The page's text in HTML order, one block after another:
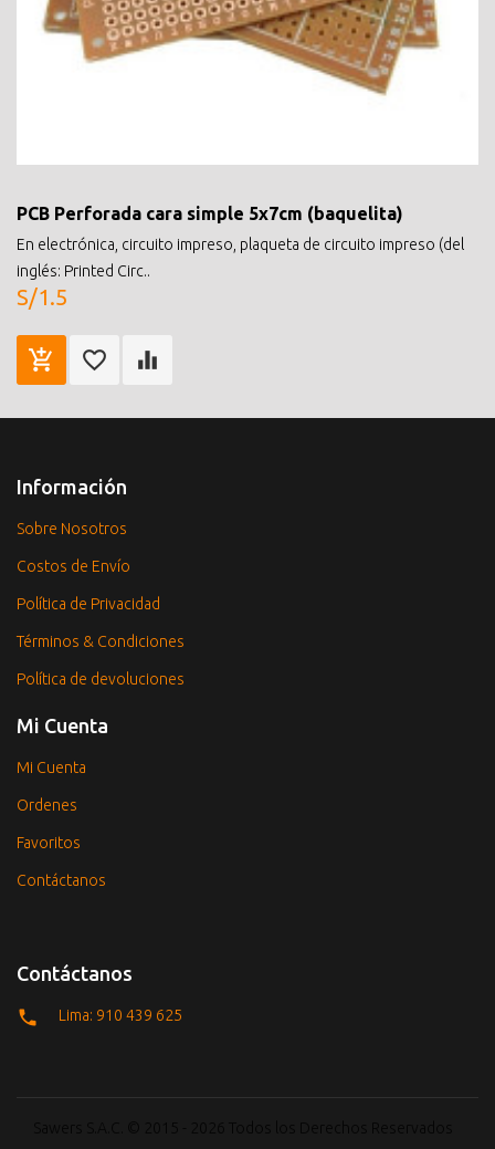
PCB Perforada cara simple 5x7cm (baquelita)
En electrónica, circuito impreso, plaqueta de circuito impreso (del
inglés: Printed Circ..
S/1.5
Información
Sobre Nosotros
Costos de Envío
Política de Privacidad
Términos & Condiciones
Política de devoluciones
Mi Cuenta
Mi Cuenta
Ordenes
Favoritos
Contáctanos
Contáctanos
Lima: 910 439 625